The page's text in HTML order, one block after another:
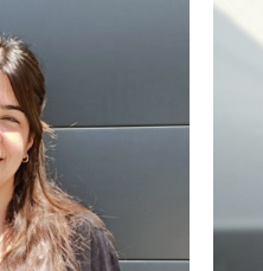
en el sector
tanto en obra
Se considera
dinámica y
dispuesta a